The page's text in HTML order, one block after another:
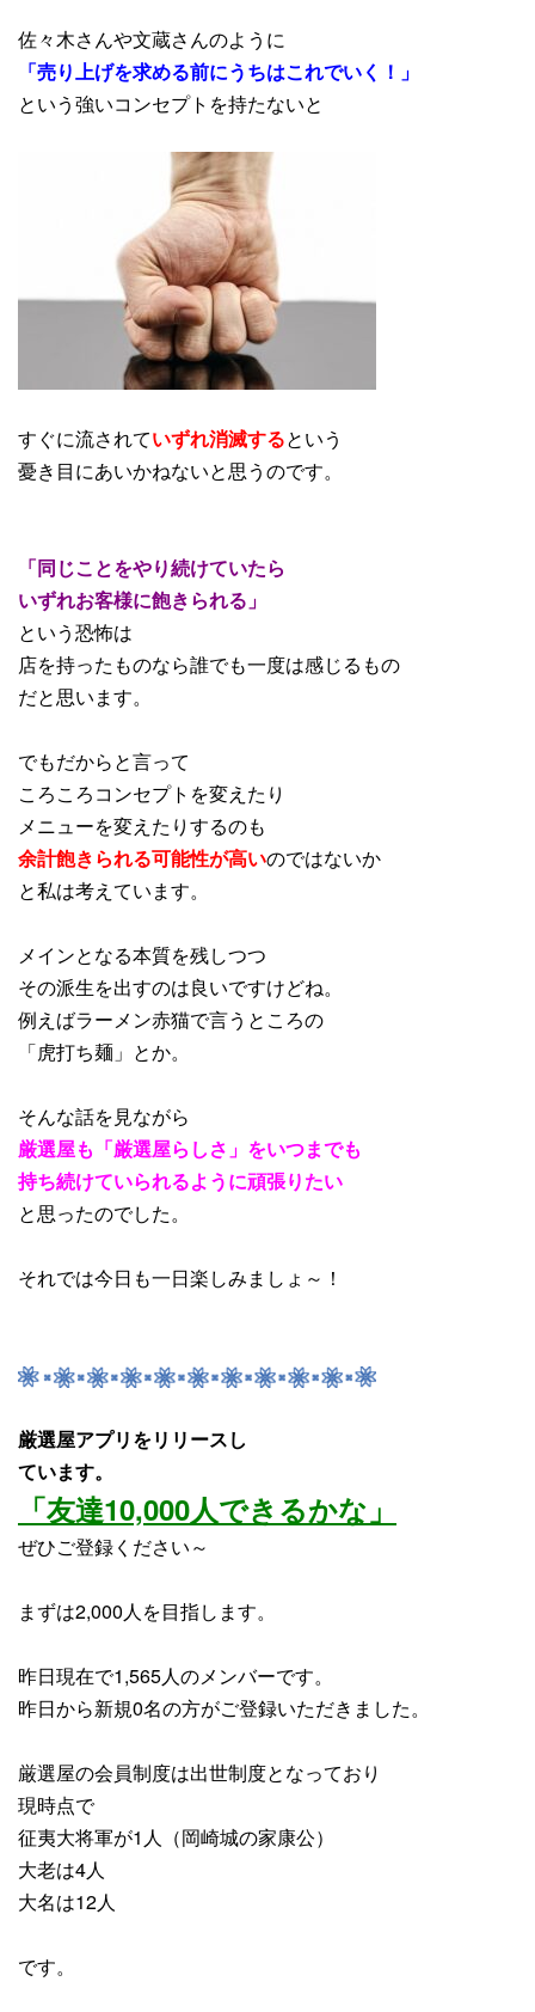
佐々木さんや文蔵さんのように
「売り上げを求める前にうちはこれでいく！」
という強いコンセプトを持たないと
すぐに流されていずれ消滅するという
憂き目にあいかねないと思うのです。
「同じことをやり続けていたら
いずれお客様に飽きられる」
という恐怖は
店を持ったものなら誰でも一度は感じるもの
だと思います。
でもだからと言って
ころころコンセプトを変えたり
メニューを変えたりするのも
余計飽きられる可能性が高いのではないか
と私は考えています。
メインとなる本質を残しつつ
その派生を出すのは良いですけどね。
例えばラーメン赤猫で言うところの
「虎打ち麺」とか。
そんな話を見ながら
厳選屋も「厳選屋らしさ」をいつまでも
持ち続けていられるように頑張りたい
と思ったのでした。
それでは今日も一日楽しみましょ～！
厳選屋アプリをリリースし
ています。
「友達10,000人できるかな」
ぜひご登録ください～
まずは2,000人を目指します。
昨日現在で1,565人のメンバーです。
昨日から新規0名の方がご登録いただきました。
厳選屋の会員制度は出世制度となっており
現時点で
征夷大将軍が1人（岡崎城の家康公）
大老は4人
大名は12人
です。